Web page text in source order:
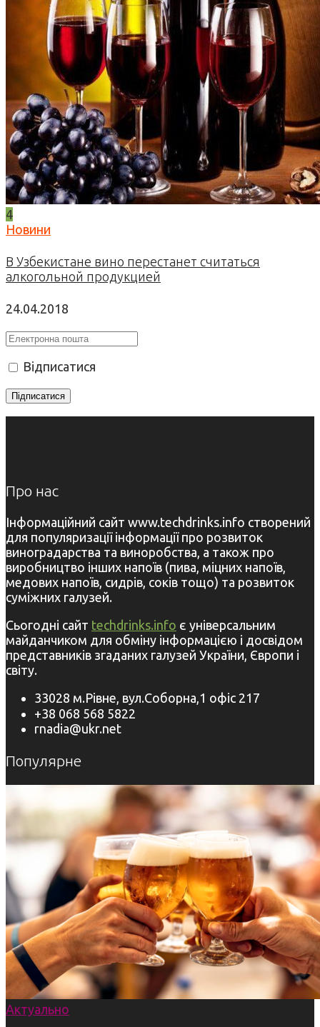
4
Новини
В Узбекистане вино перестанет считаться
алкогольной продукцией
24.04.2018
Відписатися
Про нас
Інформаційний сайт www.techdrinks.info створений
для популяризації інформації про розвиток
виноградарства та виноробства, а також про
виробництво інших напоїв (пива, міцних напоїв,
медових напоїв, сидрів, соків тощо) та розвиток
суміжних галузей.
Сьогодні сайт techdrinks.info є універсальним
майданчиком для обміну інформацією і досвідом
представників згаданих галузей України, Європи і
світу.
33028 м.Рівне, вул.Соборна,1 офіс 217
+38 068 568 5822
rnadia@ukr.net
Популярне
Актуально